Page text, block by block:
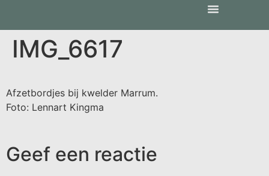
IMG_6617
Afzetbordjes bij kwelder Marrum.
Foto: Lennart Kingma
Geef een reactie